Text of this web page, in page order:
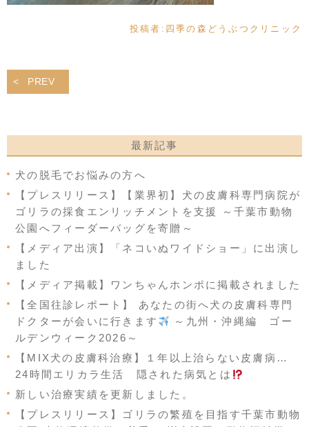
投稿者: 四季の森どうぶつクリニック
PREV
最新記事
犬の脱毛でお悩みの方へ
【プレスリリース】【業界初】犬の皮膚科専門病院が
ゴリラの採食エンリッチメントを支援 ～千葉市動物
公園へフィーダーバッグを寄贈～
【メディア出演】「ネコいぬワイドショー」に出演し
ました
【メディア掲載】ワンちゃんホンポに掲載されました
【全国往診レポート】 あなたの街へ犬の皮膚科専門
ドクターが会いに行きます
～九州・沖縄編 ゴー
ルデンウィーク2026～
【MIX犬の皮膚科治療】１年以上治らない皮膚病…
24時間エリカラ生活 隠された病気とは
新しい治療実績を更新しました。
【プレスリリース】ゴリラの繁殖を目指す千葉市動物